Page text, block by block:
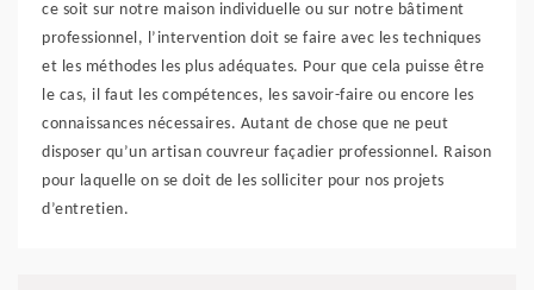
ce soit sur notre maison individuelle ou sur notre bâtiment
professionnel, l’intervention doit se faire avec les techniques
et les méthodes les plus adéquates. Pour que cela puisse être
le cas, il faut les compétences, les savoir-faire ou encore les
connaissances nécessaires. Autant de chose que ne peut
disposer qu’un artisan couvreur façadier professionnel. Raison
pour laquelle on se doit de les solliciter pour nos projets
d’entretien.